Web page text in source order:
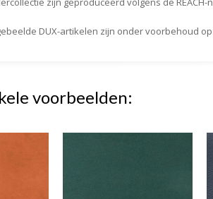
DUX-artikelen zijn onder voorbehoud
voorbeelden: